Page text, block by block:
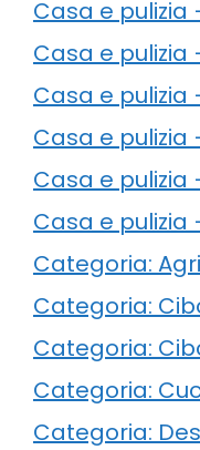
Casa e pulizia
Casa e pulizia
Casa e pulizia
Casa e pulizia
Casa e pulizia
Casa e pulizia
Categoria:
Categoria:
Categoria:
Categoria:
Categoria: